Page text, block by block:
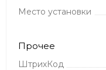
Место установки
Прочее
ШтрихКод